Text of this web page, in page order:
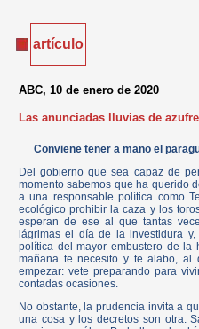
artículo
ABC, 10 de enero de 2020
Las anunciadas lluvias de azufre
Conviene tener a mano el
Del gobierno que sea capaz de
momento sabemos que ha querido
a una responsable política como
ecológico prohibir la caza y los
esperan de ese al que tantas
lágrimas el día de la investidura
política del mayor embustero de la
mañana te necesito y te alabo,
empezar: vete preparando para
contadas ocasiones.
No obstante, la prudencia invita a
una cosa y los decretos son otra.